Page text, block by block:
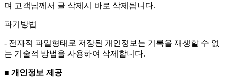
며 고객님께서 글 삭제시 바로 삭제됩니다.
파기방법
- 전자적 파일형태로 저장된 개인정보는 기록을 재생할 수 없
는 기술적 방법을 사용하여 삭제합니다.
■ 개인정보 제공